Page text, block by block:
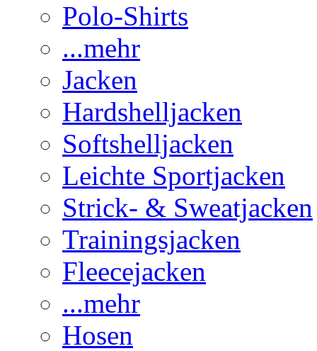
Polo-Shirts
...mehr
Jacken
Hardshelljacken
Softshelljacken
Leichte Sportjacken
Strick- & Sweatjacken
Trainingsjacken
Fleecejacken
...mehr
Hosen